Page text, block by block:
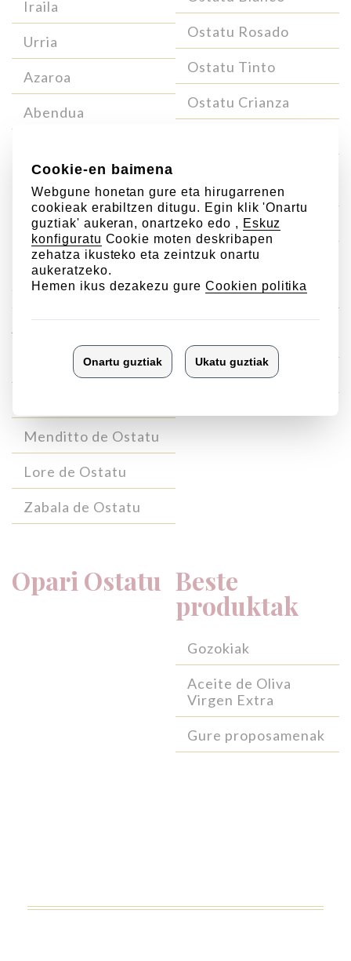
Iraila
Urria
Azaroa
Abendua
Ostatu Rosado
Ostatu Tinto
Ostatu Crianza
Reserva
Ostatu Gran Reserva
Lursaileko
Ardoak
Valdepedro de Ostatu
Menditto de Ostatu
Lore de Ostatu
Zabala de Ostatu
Ardo Bereziak
Gloria de Ostatu
Opari Ostatu Beste
produktak
Gozokiak
Aceite de Oliva
Virgen Extra
Gure proposamenak